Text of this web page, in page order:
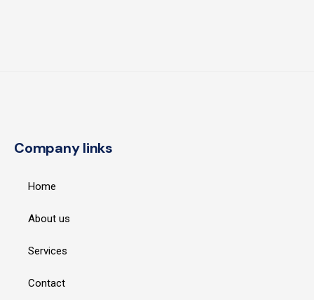
Company links
Home
About us
Services
Contact